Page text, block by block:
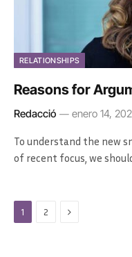
RELATIONSHIPS
Reasons for
Redacció enero 14,
To understand the new
of recent focus, we
1 2 Next